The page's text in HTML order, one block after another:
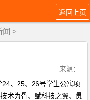
返回上页
闻 >
来源：
24、25、26号学生公寓项
术为骨、赋科技之翼、贯